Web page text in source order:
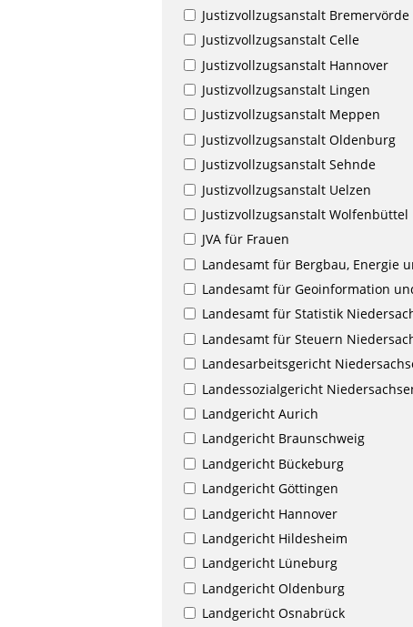
Justizvollzugsanstalt Bremervörde
Justizvollzugsanstalt Celle
Justizvollzugsanstalt Hannover
Justizvollzugsanstalt Lingen
Justizvollzugsanstalt Meppen
Justizvollzugsanstalt Oldenburg
Justizvollzugsanstalt Sehnde
Justizvollzugsanstalt Uelzen
Justizvollzugsanstalt Wolfenbüttel
JVA für Frauen
Landesamt für Bergbau, Energie
Landesamt für Geoinformation
Landesamt für Statistik
Landesamt für Steuern
Landesarbeitsgericht
Landessozialgericht
Landgericht Aurich
Landgericht Braunschweig
Landgericht Bückeburg
Landgericht Göttingen
Landgericht Hannover
Landgericht Hildesheim
Landgericht Lüneburg
Landgericht Oldenburg
Landgericht Osnabrück